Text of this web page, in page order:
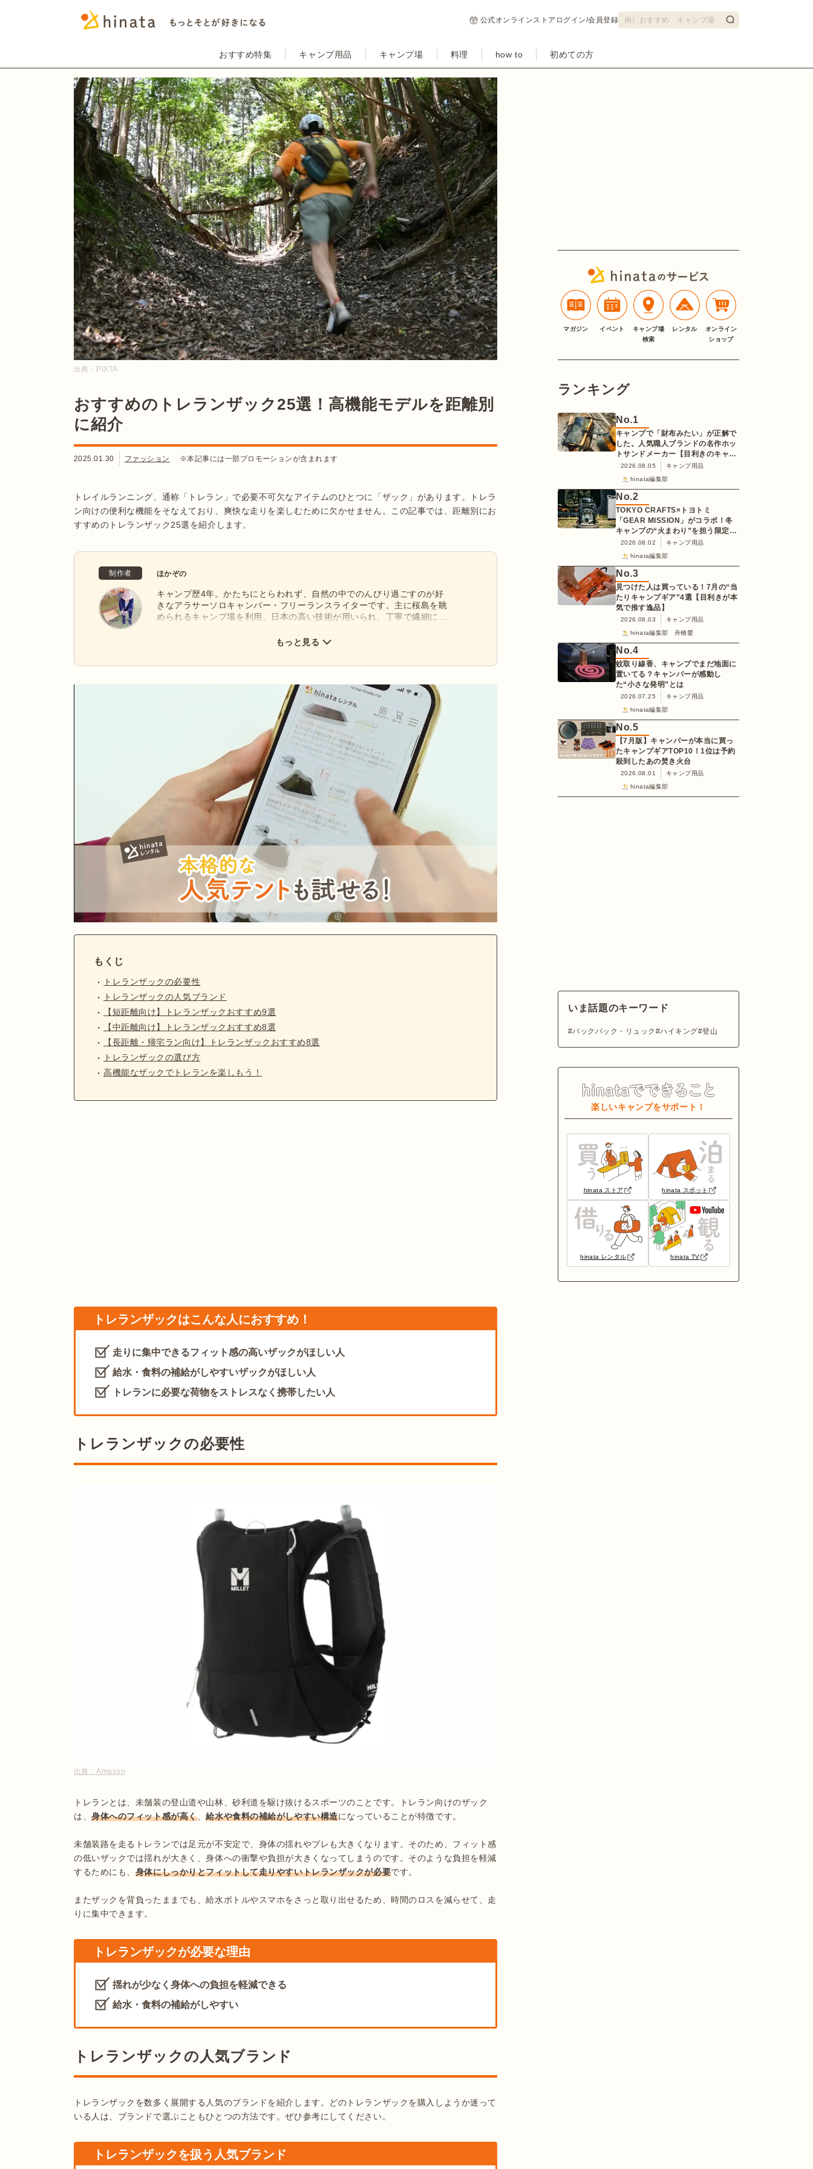
公式オンラインストア ログイン/会員登録
おすすめ特集 キャンプ用品 キャンプ場 料理 how to 初めての方
出典： PIXTA
おすすめのトレランザック25選！高機能モデルを距離別
に紹介
2025.01.30 ファッション ※本記事には一部プロモーションが含まれます
トレイルランニング、通称「トレラン」で必要不可欠なアイテムのひとつに「ザック」があります。トレラ
ン向けの便利な機能をそなえており、爽快な走りを楽しむために欠かせません。この記事では、距離別にお
すすめのトレランザック25選を紹介します。
制作者 ほかぞの
キャンプ歴4年。かたちにとらわれず、自然の中でのんびり過ごすのが好
きなアラサーソロキャンパー・フリーランスライターです。主に桜島を眺
められるキャンプ場を利用。日本の高い技術が用いられ、丁寧で繊細につ
もっと見る
もくじ
トレランザックの必要性
トレランザックの人気ブランド
【短距離向け】トレランザックおすすめ9選
【中距離向け】トレランザックおすすめ8選
【長距離・帰宅ラン向け】トレランザックおすすめ8選
トレランザックの選び方
高機能なザックでトレランを楽しもう！
トレランザックはこんな人におすすめ！
走りに集中できるフィット感の高いザックがほしい人
給水・食料の補給がしやすいザックがほしい人
トレランに必要な荷物をストレスなく携帯したい人
トレランザックの必要性
出典：Amazon
トレランとは、未舗装の登山道や山林、砂利道を駆け抜けるスポーツのことです。トレラン向けのザック
は、身体へのフィット感が高く、給水や食料の補給がしやすい構造になっていることが特徴です。
未舗装路を走るトレランでは足元が不安定で、身体の揺れやブレも大きくなります。そのため、フィット感
の低いザックでは揺れが大きく、身体への衝撃や負担が大きくなってしまうのです。そのような負担を軽減
するためにも、 身体にしっかりとフィットして走りやすいトレランザックが必要です。
またザックを背負ったままでも、給水ボトルやスマホをさっと取り出せるため、時間のロスを減らせて、走
りに集中できます。
トレランザックが必要な理由
揺れが少なく身体への負担を軽減できる
給水・食料の補給がしやすい
トレランザックの人気ブランド
トレランザックを数多く展開する人気のブランドを紹介します。どのトレランザックを購入しようか迷って
いる人は、ブランドで選ぶこともひとつの方法です。ぜひ参考にしてください。
トレランザックを扱う人気ブランド
マガジン イベント
キャンプ場
検索
レンタル
オンライン
ショップ
ランキング
No.1
キャンプで「財布みたい」が正解で
した。人気職人ブランドの名作ホッ
トサンドメーカー【目利きのキャン
プギア】
2026.08.05
キャンプ用品
hinata編集部
No.2
TOKYO CRAFTS×トヨトミ
「GEAR MISSION」がコラボ！冬
キャンプの“火まわり”を担う限定
K3クッキングストーブが登場
2026.08.02
キャンプ用品
hinata編集部
No.3
見つけた人は買っている！7月の“当
たりキャンプギア”4選【目利きが本
気で推す逸品】
2026.08.03
キャンプ用品
hinata編集部 舟橋愛
No.4
蚊取り線香、キャンプでまだ地面に
置いてる？キャンパーが感動し
た“小さな発明”とは
2026.07.25
キャンプ用品
hinata編集部
No.5
【7月版】キャンパーが本当に買っ
たキャンプギアTOP10！1位は予約
殺到したあの焚き火台
2026.08.01
キャンプ用品
hinata編集部
いま話題のキーワード
バックパック・リュック ハイキング 登山
楽しいキャンプをサポート！
hinata ストア hinata スポット
hinata レンタル hinata TV